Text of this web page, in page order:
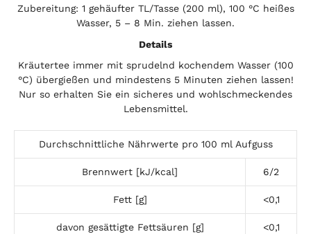
Zubereitung: 1 gehäufter TL/Tasse (200 ml), 100 °C heißes
Wasser, 5 – 8 Min. ziehen lassen.
Details
Kräutertee immer mit sprudelnd kochendem Wasser (100
°C) übergießen und mindestens 5 Minuten ziehen lassen!
Nur so erhalten Sie ein sicheres und wohlschmeckendes
Lebensmittel.
Durchschnittliche Nährwerte pro 100 ml Aufguss
Brennwert [kJ/kcal] 6/2
Fett [g] <0,1
davon gesättigte Fettsäuren [g] <0,1